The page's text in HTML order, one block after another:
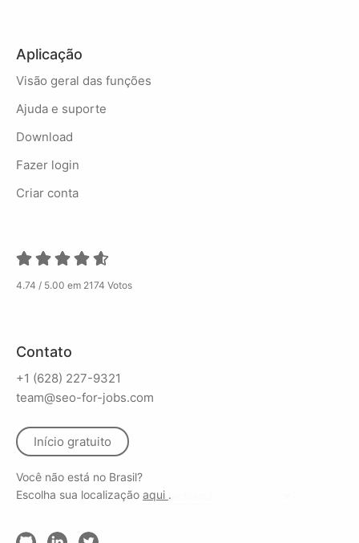
Aplicação
Visão geral das funções
Ajuda e suporte
Download
Fazer login
Criar conta
4.74 / 5.00 em 2174 Votos
Contato
+1 (628) 227-9321
team@seo-for-jobs.com
Início gratuito
Você não está no Brasil?
Escolha sua localização aqui .